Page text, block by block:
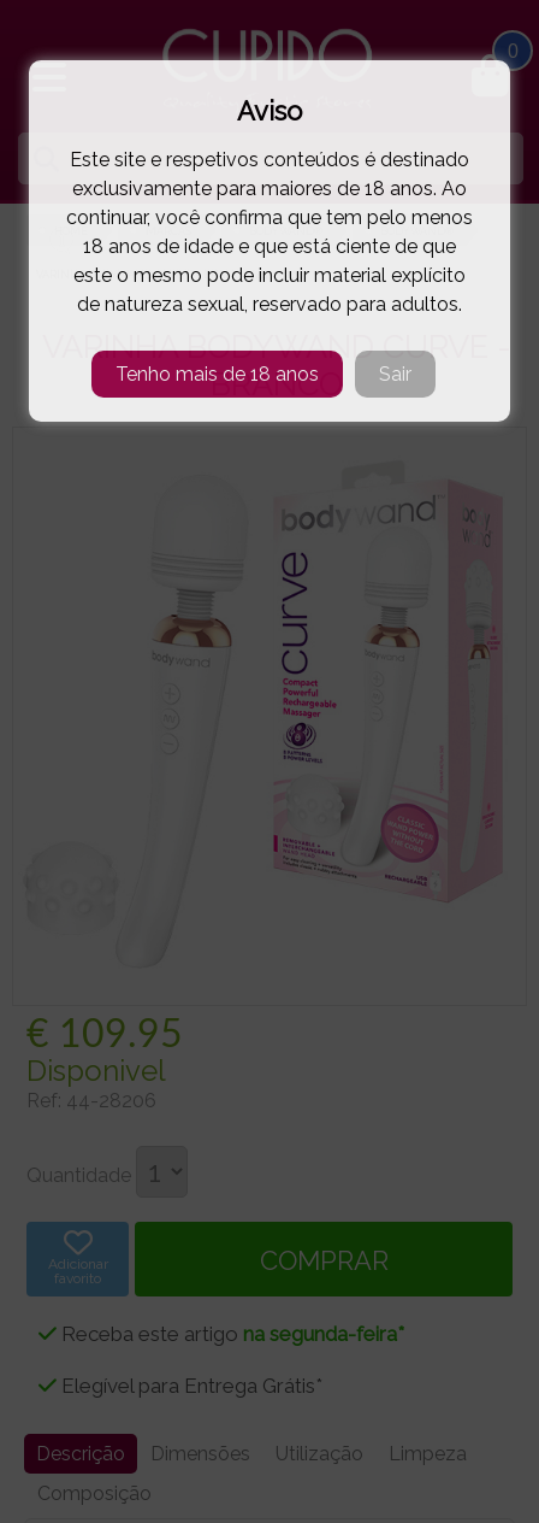
0
BODYWAND®
VARINHA BODYWAND CURVE - BRANCO( 44-28206 )
VARINHA BODYWAND CURVE -
BRANCO
€ 109.95
Disponivel
Ref: 44-28206
Quantidade
Adicionar
favorito
Receba este artigo na segunda-feira*
Elegível para Entrega Grátis*
Descrição Dimensões Utilização
Limpeza
Composição
Aviso
Este site e respetivos conteúdos é destinado
exclusivamente para maiores de 18 anos. Ao
continuar, você confirma que tem pelo menos
18 anos de idade e que está ciente de que
este o mesmo pode incluir material explícito
de natureza sexual, reservado para adultos.
Tenho mais de 18 anos Sair